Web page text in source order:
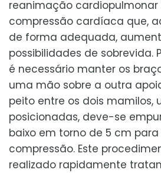
reanimação
compressão cardíaca que,
de forma adequada,
possibilidades de sobrevida.
é necessário manter os
uma mão sobre a outra
peito entre os dois mamilos,
posicionadas, deve-se
baixo em torno de 5 cm
compressão. Este
realizado rapidamente